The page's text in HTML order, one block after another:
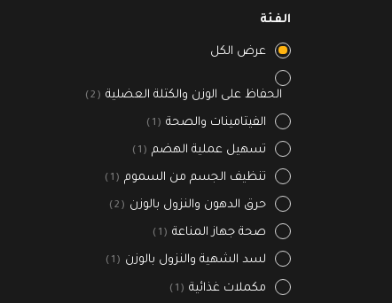
الفئة
عرض الكل
الحفاظ على الوزن والكتلة العضلية 2
الفيتامينات والصحة 1
تسهيل عملية الهضم 1
تنظيف الجسم من السموم 1
حرق الدهون والنزول بالوزن 2
صحة جهاز المناعة 1
لسد الشهية والنزول بالوزن 1
مكملات غذائية 1